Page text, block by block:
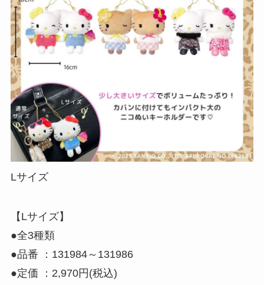
Lサイズ
【Lサイズ】
●全3種類
●品番 ：131984～131986
●定価 ：2,970円(税込)